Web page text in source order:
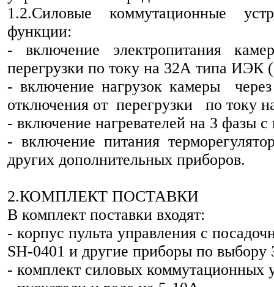
1.2.Силовые коммутационные
функции:
- включение электропитания
перегрузки по току на 32А типа ИЭК
- включение нагрузок камеры
отключения от перегрузки по току
- включение нагревателей на 3 фазы
- включение питания
других дополнительных приборов.
2.КОМПЛЕКТ ПОСТАВКИ
В комплект поставки входят:
- корпус пульта управления с
SH-0401 и другие приборы по выбору
- комплект силовых коммутационных